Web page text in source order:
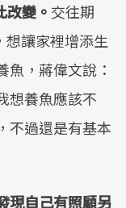
改變。 交往期
想讓家裡增添生
魚，蔣偉文說：
想養魚應該不
不過還是有基本
現自己有照顧另